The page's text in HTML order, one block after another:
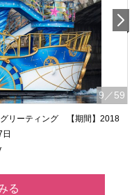
9 ／59
リーティング 【期間】2018
る